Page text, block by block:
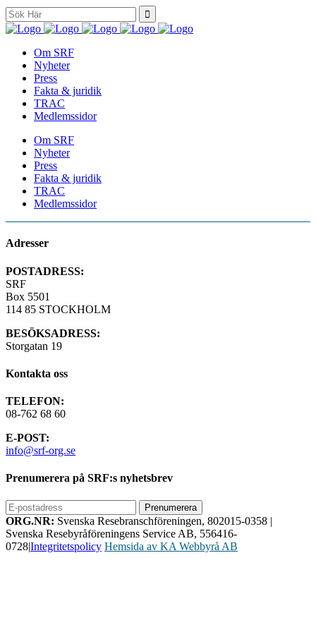
Search
for:
Om SRF
Nyheter
Press
Fakta & juridik
TRAC
Medlemssidor
Om SRF
Nyheter
Press
Fakta & juridik
TRAC
Medlemssidor
Adresser
POSTADRESS:
SRF
Box 5501
114 85 STOCKHOLM
BESÖKSADRESS:
Storgatan 19
Kontakta oss
TELEFON:
08-762 68 60
E-POST:
info@srf-org.se
Prenumerera på SRF:s nyhetsbrev
ORG.NR: Svenska Resebranschföreningen, 802015-0358 |
Svenska Resebyråföreningens Service AB, 556416-
0728|Integritetspolicy Hemsida av KA Webbyrå AB